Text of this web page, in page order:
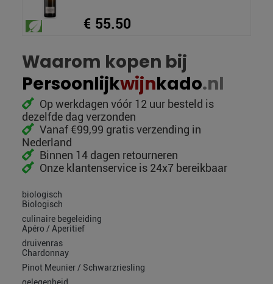
€ 55.50
Waarom kopen bij
Persoonlijkwijnkado.nl
Op werkdagen vóór 12 uur besteld is
dezelfde dag verzonden
Vanaf €99,99 gratis verzending in
Nederland
Binnen 14 dagen retourneren
Onze klantenservice is 24x7 bereikbaar
biologisch
Biologisch
culinaire begeleiding
Apéro / Aperitief
druivenras
Chardonnay
Pinot Meunier / Schwarzriesling